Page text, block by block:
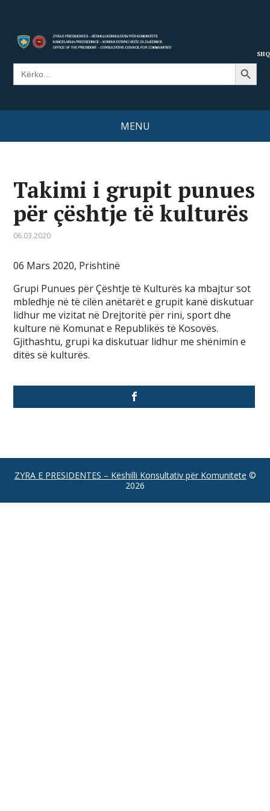
Search
for:
Search Button
MENU
Takimi i grupit punues
për çështje të kulturës
06.03.2020
06 Mars 2020, Prishtinë
Grupi Punues për Çështje të Kulturës ka mbajtur sot
mbledhje në të cilën anëtarët e grupit kanë diskutuar
lidhur me vizitat në Drejtoritë për rini, sport dhe
kulture në Komunat e Republikës të Kosovës.
Gjithashtu, grupi ka diskutuar lidhur me shënimin e
ditës së kulturës.
ZYRA E PRESIDENTES – Këshilli Konsultativ për Komunitete ©
2026